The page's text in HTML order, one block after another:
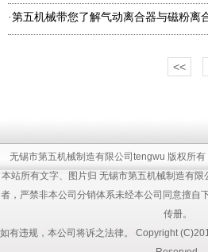
·第五机械带您了解气动离合器与磁粉离
<<
无锡市第五机械制造有限公司tengwu 版权所有
本站所有文字、图片归 无锡市第五机械制造有
者，严禁非本公司分销体系未经本公司同意擅自
传册。
如有违规，本公司将诉之法律。 Copyright